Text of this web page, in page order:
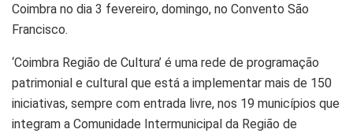
Coimbra no dia 3 fevereiro, domingo, no Convento São
Francisco.
‘Coimbra Região de Cultura’ é uma rede de programação
patrimonial e cultural que está a implementar mais de 150
iniciativas, sempre com entrada livre, nos 19 municípios que
integram a Comunidade Intermunicipal da Região de